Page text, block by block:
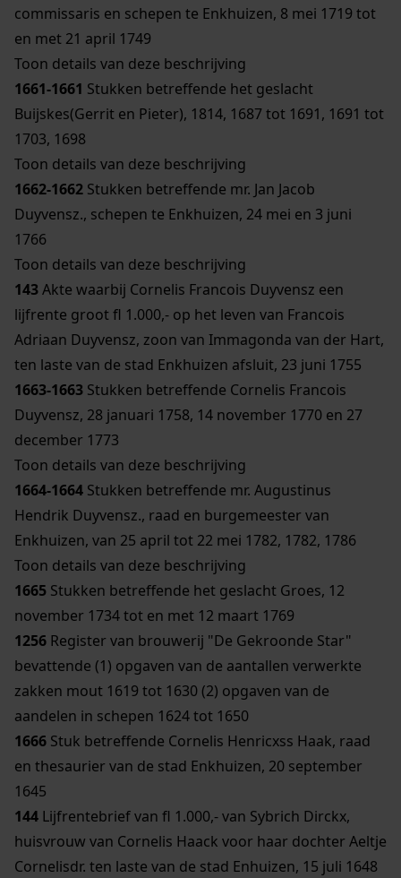
commissaris en schepen te Enkhuizen, 8 mei 1719 tot
en met 21 april 1749
Toon details van deze beschrijving
1661-1661 Stukken betreffende het geslacht
Buijskes(Gerrit en Pieter), 1814, 1687 tot 1691, 1691 tot
1703, 1698
Toon details van deze beschrijving
1662-1662 Stukken betreffende mr. Jan Jacob
Duyvensz., schepen te Enkhuizen, 24 mei en 3 juni
1766
Toon details van deze beschrijving
143Akte waarbij Cornelis Francois Duyvensz een
lijfrente groot fl 1.000,- op het leven van Francois
Adriaan Duyvensz, zoon van Immagonda van der Hart,
ten laste van de stad Enkhuizen afsluit, 23 juni 1755
1663-1663 Stukken betreffende Cornelis Francois
Duyvensz, 28 januari 1758, 14 november 1770 en 27
december 1773
Toon details van deze beschrijving
1664-1664 Stukken betreffende mr. Augustinus
Hendrik Duyvensz., raad en burgemeester van
Enkhuizen, van 25 april tot 22 mei 1782, 1782, 1786
Toon details van deze beschrijving
1665 Stukken betreffende het geslacht Groes, 12
november 1734 tot en met 12 maart 1769
1256 Register van brouwerij "De Gekroonde Star"
bevattende (1) opgaven van de aantallen verwerkte
zakken mout 1619 tot 1630 (2) opgaven van de
aandelen in schepen 1624 tot 1650
1666 Stuk betreffende Cornelis Henricxss Haak, raad
en thesaurier van de stad Enkhuizen, 20 september
1645
144 Lijfrentebrief van fl 1.000,- van Sybrich Dirckx,
huisvrouw van Cornelis Haack voor haar dochter Aeltje
Cornelisdr. ten laste van de stad Enhuizen, 15 juli 1648